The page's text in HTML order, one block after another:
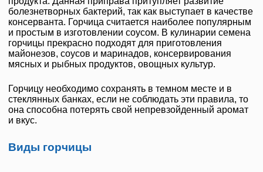
болезнетворных бактерий, так как выступает в качестве
консерванта. Горчица считается наиболее популярным
и простым в изготовлении соусом. В кулинарии семена
горчицы прекрасно подходят для приготовления
майонезов, соусов и маринадов, консервирования
мясных и рыбных продуктов, овощных культур.
Горчицу необходимо сохранять в темном месте и в
стеклянных банках, если не соблюдать эти правила, то
она способна потерять свой непревзойденный аромат
и вкус.
Виды горчицы